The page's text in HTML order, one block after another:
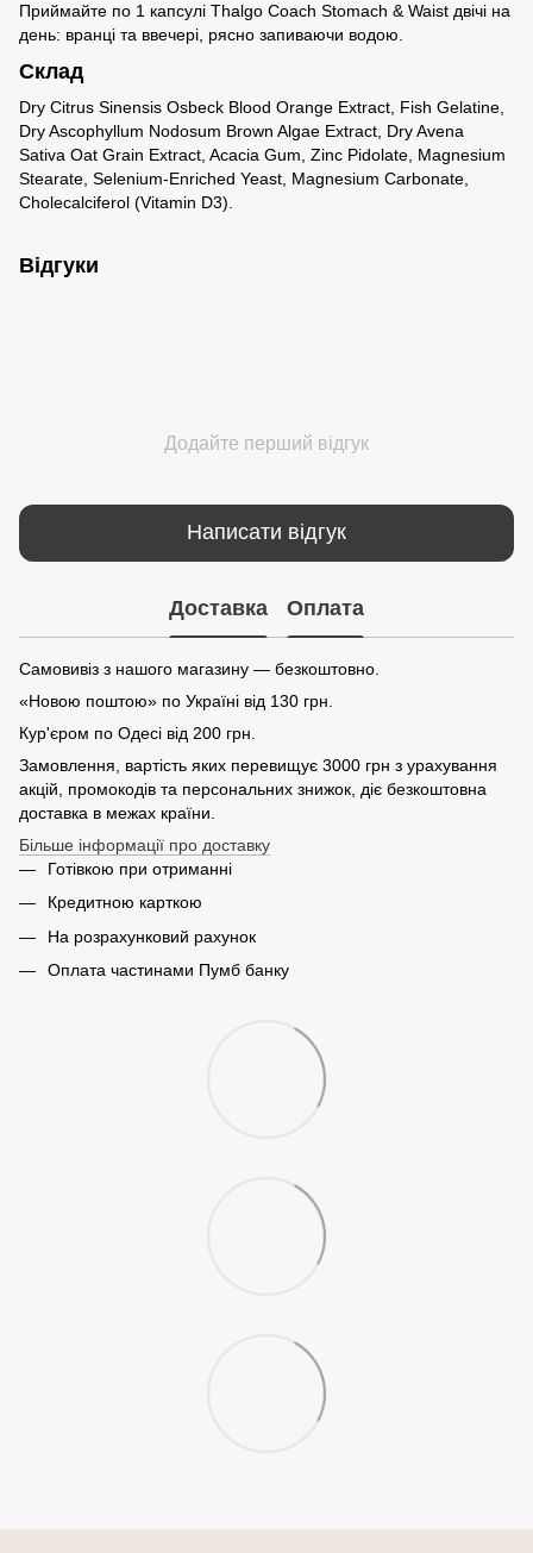
Приймайте по 1 капсулі Thalgo Coach Stomach & Waist двічі на
день: вранці та ввечері, рясно запиваючи водою.
Склад
Dry Citrus Sinensis Osbeck Blood Orange Extract, Fish Gelatine,
Dry Ascophyllum Nodosum Brown Algae Extract, Dry Avena
Sativa Oat Grain Extract, Acacia Gum, Zinc Pidolate, Magnesium
Stearate, Selenium-Enriched Yeast, Magnesium Carbonate,
Cholecalciferol (Vitamin D3).
Відгуки
Додайте перший відгук
Написати відгук
Доставка Оплата
Самовивіз з нашого магазину — безкоштовно.
«Новою поштою» по Україні від 130 грн.
Кур'єром по Одесі від 200 грн.
Замовлення, вартість яких перевищує 3000 грн з урахування
акцій, промокодів та персональних знижок, діє безкоштовна
доставка в межах країни.
Більше інформації про доставку
Готівкою при отриманні
Кредитною карткою
На розрахунковий рахунок
Оплата частинами Пумб банку